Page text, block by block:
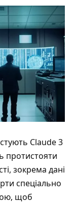
Claude 3
протистояти
зокрема дані
спеціально
щоб